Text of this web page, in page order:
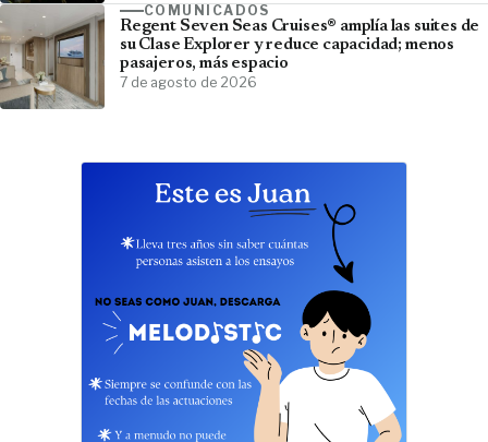
COMUNICADOS
Regent Seven Seas Cruises® amplía las suites de
su Clase Explorer y reduce capacidad; menos
pasajeros, más espacio
7 de agosto de 2026